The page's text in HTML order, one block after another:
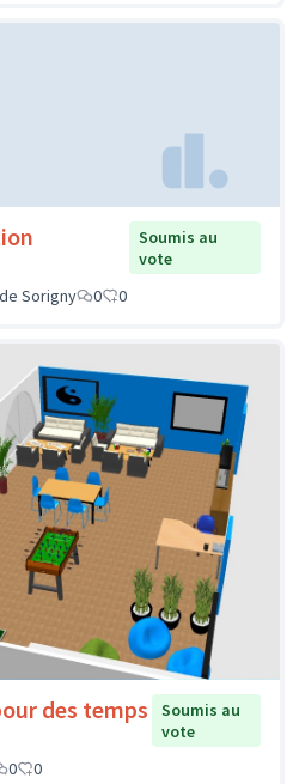
Soumis au
vote
Sorigny
0 0
des temps
Soumis au
vote
0 0